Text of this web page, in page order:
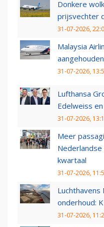
Donkere
prijsvechter
31-07-2026,
Malaysia
31-07-2026,
Lufthansa
Edelweiss
31-07-2026,
Meer
kwartaal
31-07-2026,
Luchthavens
onderhoud:
31-07-2026,